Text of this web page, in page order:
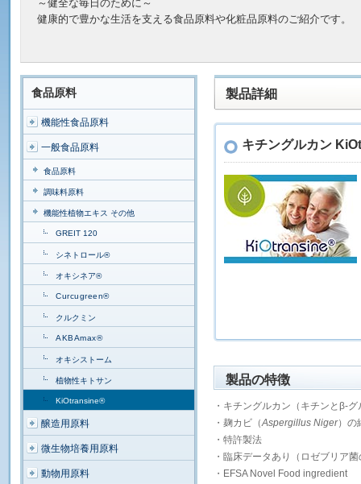
～健全な毎日のために～
健康的で豊かな生活を支える食品原料や化粧品原料のご紹介です。
食品原料
機能性食品原料
一般食品原料
食品原料
調味料原料
機能性植物エキス その他
GREIT 120
シネトロール®
オキシネア®
Curcugreen®
クルクミン
AKBAmax®
オキシストーム
植物性キトサン
KiOtransine®
醸造用原料
微生物培養用原料
動物用原料
製品詳細
キチングルカン
製品の特徴
・キチングルカン（キチンとβ-
・麹カビ（Aspergillus Niger）の
・特許製法
・臨床データあり（ロゼブリア
・EFSA Novel Food ingredient